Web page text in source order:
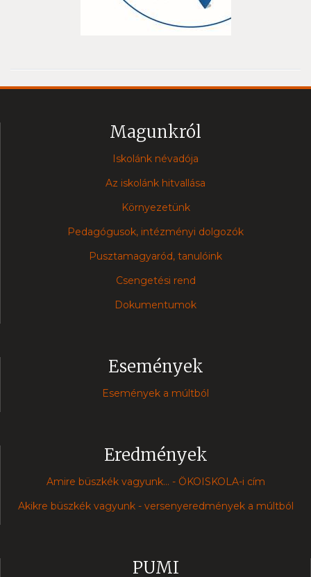
Magunkról
Iskolánk névadója
Az iskolánk hitvallása
Környezetünk
Pedagógusok, intézményi dolgozók
Pusztamagyaród, tanulóink
Csengetési rend
Dokumentumok
Események
Események a múltból
Eredmények
Amire büszkék vagyunk... - ÖKOISKOLA-i cím
Akikre büszkék vagyunk - versenyeredmények a múltból
PUMI